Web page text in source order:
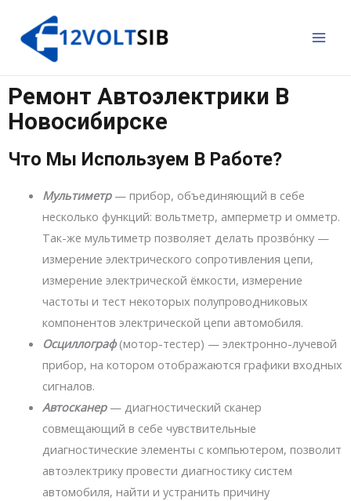
Ремонт Автоэлектрики В
Новосибирске
Что Мы Используем В Работе?
Мультиметр— прибор, объединяющий в себе
несколько функций: вольтметр, амперметр и омметр.
Так-же мультиметр позволяет делать прозво́нку —
измерение электрического сопротивления цепи,
измерение электрической ёмкости, измерение
частоты и тест некоторых полупроводниковых
компонентов электрической цепи автомобиля.
Осциллограф(мотор-тестер) — электронно-лучевой
прибор, на котором отображаются графики входных
сигналов.
Автосканер— диагностический сканер
совмещающий в себе чувствительные
диагностические элементы с компьютером, позволит
автоэлектрику провести диагностику систем
автомобиля, найти и устранить причину